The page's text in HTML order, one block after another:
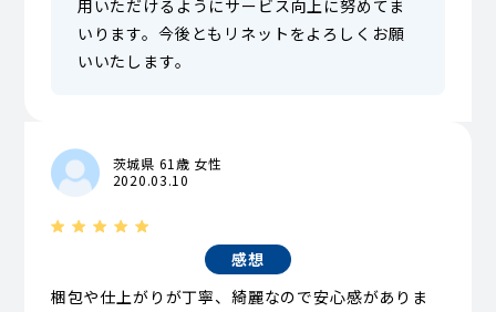
用いただけるようにサービス向上に努めてま
いります。今後ともリネットをよろしくお願
いいたします。
茨城県 61歳 女性
2020.03.10
感想
梱包や仕上がりが丁寧、綺麗なので安心感がありま